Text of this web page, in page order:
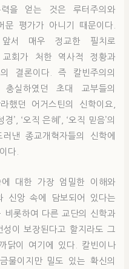
을 얻는 것은 루터주의와
평가가 아니기 때문이다.
서 매우 정교한 필치로
회가 처한 역사적 정황과
결론이다. 즉 칼빈주의의
실하였던 초대 교부들의
했던 어거스틴의 신학이요,
’, ‘오직 은혜’, ‘오직 믿음’의
낸 종교개혁자들의 신학에
다.
대한 가장 엄밀한 이해와
신앙 속에 담보되어 있다는
비롯하여 다른 교단의 신학과
이 보장된다고 할지라도 그
닭이 여기에 있다. 칼빈이나
물이지만 밀도 있는 확신의